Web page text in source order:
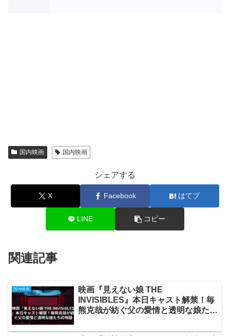
国内映画 国内映画
シェアする
X Facebook はてブ
LINE コピー
関連記事
国内映画
映画『見えない娘 THE
INVISIBLES』本日キャスト解禁！毎
熊克哉が紡ぐ父の愛情と透明な娘たち